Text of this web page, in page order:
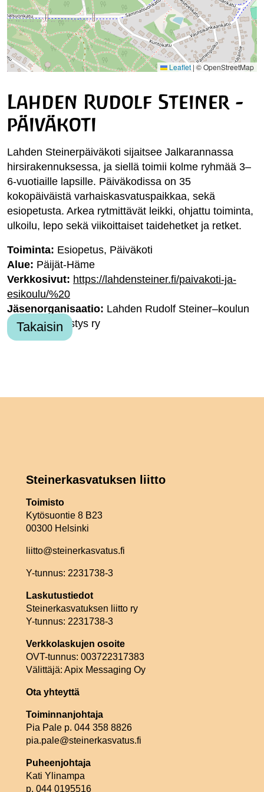
Leaflet | © OpenStreetMap
Lahden Rudolf Steiner -
päiväkoti
Lahden Steinerpäiväkoti sijaitsee Jalkarannassa
hirsirakennuksessa, ja siellä toimii kolme ryhmää 3–
6-vuotiaille lapsille. Päiväkodissa on 35
kokopäiväistä varhaiskasvatuspaikkaa, sekä
esiopetusta. Arkea rytmittävät leikki, ohjattu toiminta,
ulkoilu, lepo sekä viikoittaiset taidehetket ja retket.
Toiminta: Esiopetus, Päiväkoti
Alue: Päijät-Häme
Verkkosivut: https://lahdensteiner.fi/paivakoti-ja-
esikoulu/%20
Jäsenorganisaatio: Lahden Rudolf Steiner–koulun
kannatusyhdistys ry
Takaisin
Steinerkasvatuksen liitto
Toimisto
Kytösuontie 8 B23
00300 Helsinki
liitto@steinerkasvatus.fi
Y-tunnus: 2231738-3
Laskutustiedot
Steinerkasvatuksen liitto ry
Y-tunnus: 2231738-3
Verkkolaskujen osoite
OVT-tunnus: 003722317383
Välittäjä: Apix Messaging Oy
Ota yhteyttä
Toiminnanjohtaja
Pia Pale p. 044 358 8826
pia.pale@steinerkasvatus.fi
Puheenjohtaja
Kati Ylinampa
p. 044 0195516